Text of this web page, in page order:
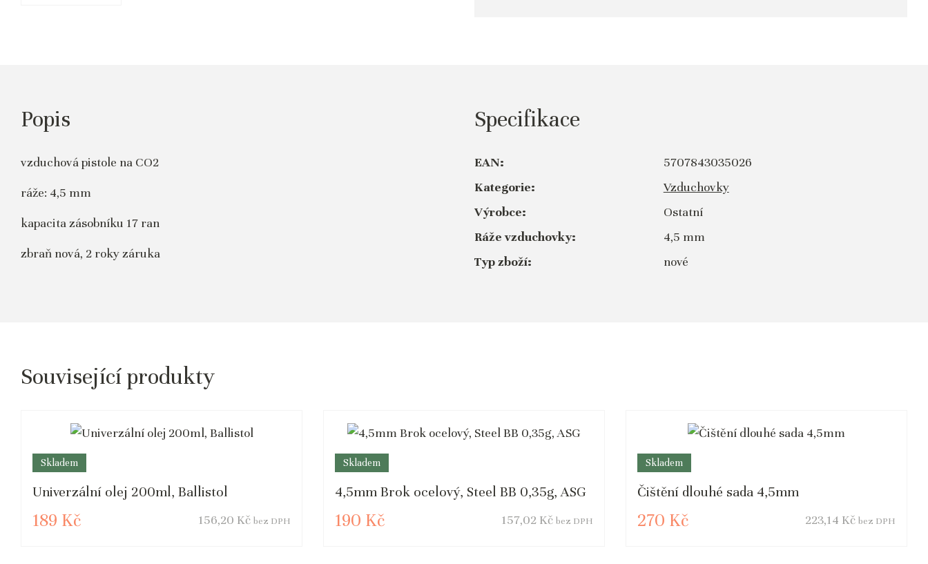
Popis
vzduchová pistole na CO2
ráže: 4,5 mm
kapacita zásobníku 17 ran
zbraň nová, 2 roky záruka
Specifikace
EAN:
5707843035026
Kategorie:
Vzduchovky
Výrobce:
Ostatní
Ráže vzduchovky:
4,5 mm
Typ zboží:
nové
Související produkty
Skladem
Univerzální olej 200ml, Ballistol
189 Kč 156,20 Kč bez DPH
Skladem
4,5mm Brok ocelový, Steel BB 0,35g, ASG
190 Kč 157,02 Kč bez DPH
Skladem
Čištění dlouhé sada 4,5mm
270 Kč 223,14 Kč bez DPH